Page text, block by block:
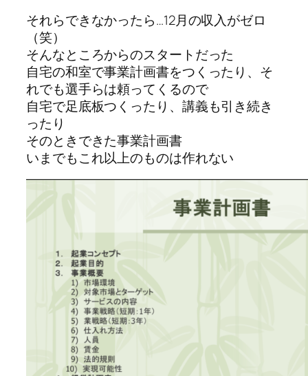
それらできなかったら…12月の収入がゼロ
（笑）
そんなところからのスタートだった
自宅の和室で事業計画書をつくったり、そ
れでも選手らは頼ってくるので
自宅で足底板つくったり、講義も引き続き
ったり
そのときできた事業計画書
いまでもこれ以上のものは作れない